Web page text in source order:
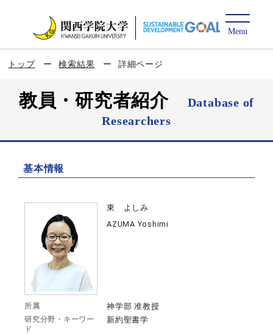
トップ 検索結果 詳細ページ
教員・研究者紹介
Database of
Researchers
基本情報
東 よしみ
AZUMA Yoshimi
所属 神学部 准教授
研究分野・キーワー
ド
新約聖書学